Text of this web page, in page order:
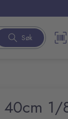
Søk
40cm